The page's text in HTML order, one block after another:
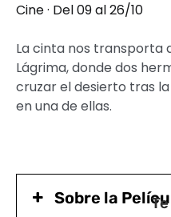
Cine · Del 09 al 26/10
La cinta nos transporta
Lágrima, donde dos
cruzar el desierto tras
en una de ellas.
Sobre la